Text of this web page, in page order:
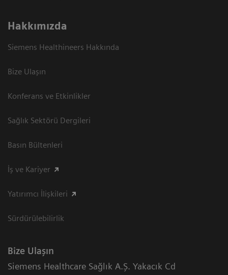
Hakkımızda
Siemens Healthineers Hakkında
Bize Ulaşın
Konferans ve Etkinlikler
Sağlık Sektörü Dergileri
Basın Bültenleri
İş ve Kariyer
Yatırımcı İlişkileri
Sürdürülebilirlik
Bize Ulaşın
Siemens Healthcare Sağlık A.Ş. Yakacık Cd